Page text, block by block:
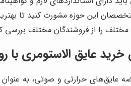
این حوزه مشورت کنید تا
را از فروشندگان مختلف بررسی
عایق الاستومری با
عایق‌های حرارتی و صوتی، به